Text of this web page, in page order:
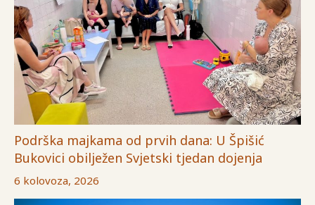
Podrška majkama od prvih dana: U Špišić
Bukovici obilježen Svjetski tjedan dojenja
6 kolovoza, 2026